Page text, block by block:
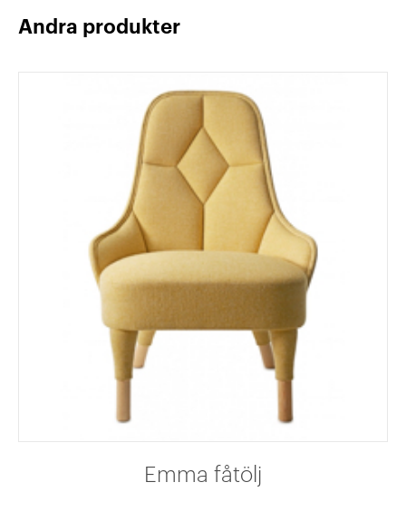
Andra produkter
Emma fåtölj